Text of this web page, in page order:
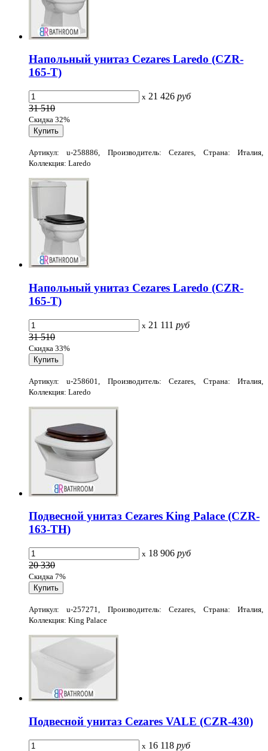
Напольный унитаз Cezares Laredo (CZR-
165-T)
x 21 426 руб
31 510
Скидка 32%
Артикул: u-258886, Производитель: Cezares, Страна: Италия,
Коллекция: Laredo
Напольный унитаз Cezares Laredo (CZR-
165-T)
x 21 111 руб
31 510
Скидка 33%
Артикул: u-258601, Производитель: Cezares, Страна: Италия,
Коллекция: Laredo
Подвесной унитаз Cezares King Palace (CZR-
163-TH)
x 18 906 руб
20 330
Скидка 7%
Артикул: u-257271, Производитель: Cezares, Страна: Италия,
Коллекция: King Palace
Подвесной унитаз Cezares VALE (CZR-430)
x 16 118 руб